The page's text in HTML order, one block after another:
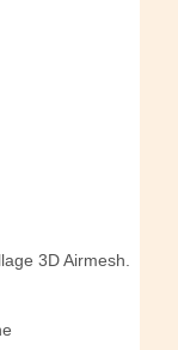
3D Airmesh.